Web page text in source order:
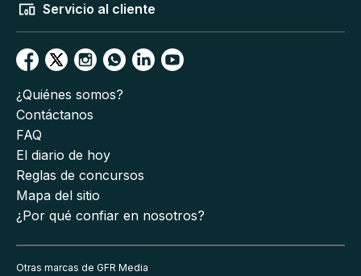
Servicio al cliente
¿Quiénes somos?
Contáctanos
FAQ
El diario de hoy
Reglas de concursos
Mapa del sitio
¿Por qué confiar en nosotros?
Otras marcas de GFR Media